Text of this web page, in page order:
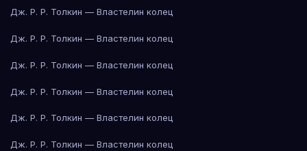
Дж. Р. Р. Толкин — Властелин колец
Дж. Р. Р. Толкин — Властелин колец
Дж. Р. Р. Толкин — Властелин колец
Дж. Р. Р. Толкин — Властелин колец
Дж. Р. Р. Толкин — Властелин колец
Дж. Р. Р. Толкин — Властелин колец